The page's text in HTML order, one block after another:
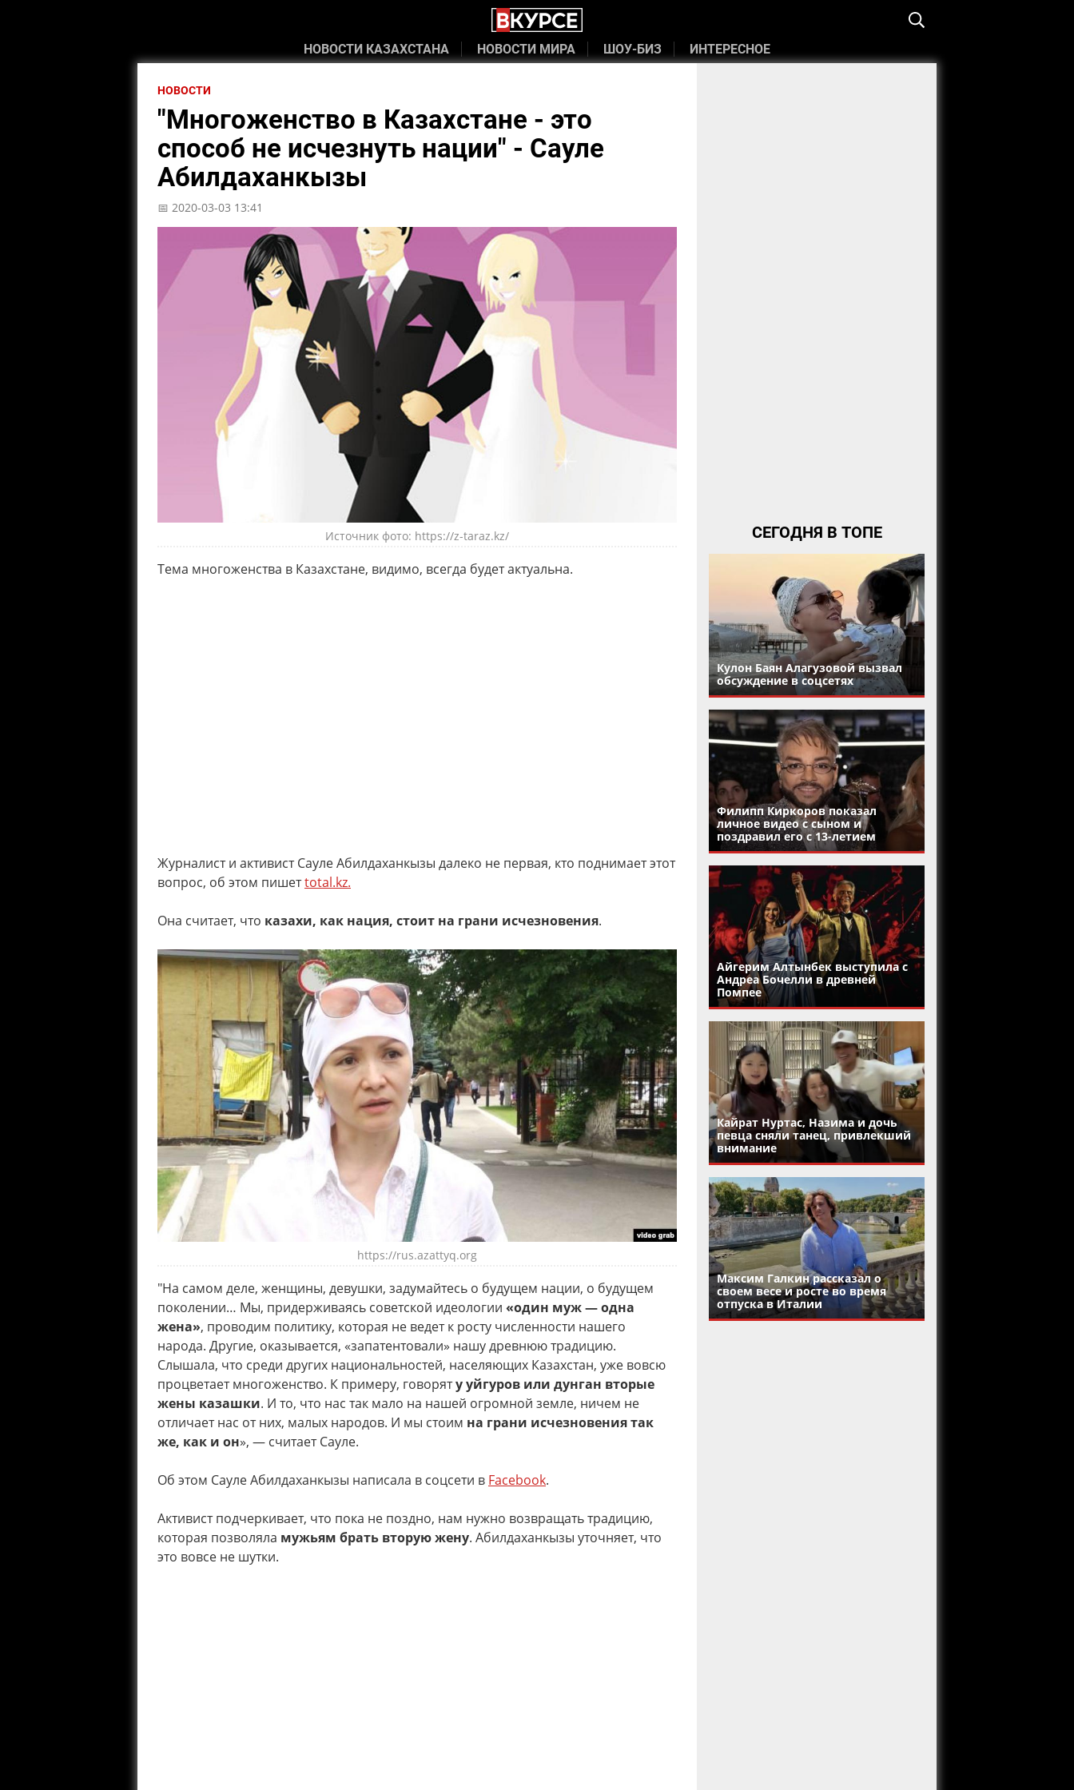
НОВОСТИ КАЗАХСТАНА НОВОСТИ МИРА ШОУ-БИЗ ИНТЕРЕСНОЕ
НОВОСТИ
"Многоженство в Казахстане - это
способ не исчезнуть нации" - Сауле
Абилдаханкызы
📅 2020-03-03 13:41
Источник фото: https://z-taraz.kz/
Тема многоженства в Казахстане, видимо, всегда будет актуальна.
Журналист и активист Сауле Абилдаханкызы далеко не первая, кто поднимает этот
вопрос, об этом пишетtotal.kz.
Она считает, что казахи, как нация, стоит на грани исчезновения.
https://rus.azattyq.org
"На самом деле, женщины, девушки, задумайтесь о будущем нации, о будущем
поколении… Мы, придерживаясь советской идеологии «один муж — одна
жена», проводим политику, которая не ведет к росту численности нашего
народа. Другие, оказывается, «запатентовали» нашу древнюю традицию.
Слышала, что среди других национальностей, населяющих Казахстан, уже вовсю
процветает многоженство. К примеру, говоряту уйгуров или дунган вторые
жены казашки. И то, что нас так мало на нашей огромной земле, ничем не
отличает нас от них, малых народов. И мы стоим на грани исчезновения так
же, как и он», — считает Сауле.
Об этом Сауле Абилдаханкызы написала в соцсети в Facebook.
Активист подчеркивает, что пока не поздно, нам нужно возвращать традицию,
которая позволяла мужьям брать вторую жену. Абилдаханкызы уточняет, что
это вовсе не шутки.
СЕГОДНЯ В ТОПЕ
Кулон Баян Алагузовой вызвал
обсуждение в соцсетях
Филипп Киркоров показал
личное видео с сыном и
поздравил его с 13-летием
Айгерим Алтынбек выступила с
Андреа Бочелли в древней
Помпее
Кайрат Нуртас, Назима и дочь
певца сняли танец, привлекший
внимание
Максим Галкин рассказал о
своем весе и росте во время
отпуска в Италии